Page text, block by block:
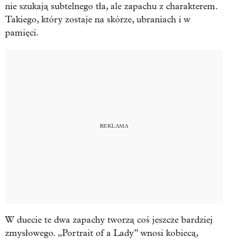
nie szukają subtelnego tła, ale zapachu z charakterem.
Takiego, który zostaje na skórze, ubraniach i w
pamięci.
W duecie te dwa zapachy tworzą coś jeszcze bardziej
zmysłowego. „Portrait of a Lady” wnosi kobiecą,